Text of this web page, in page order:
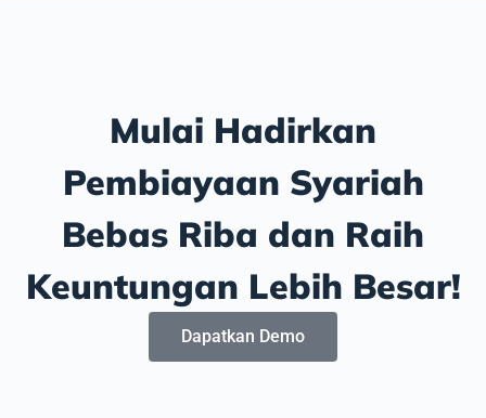
Mulai Hadirkan
Pembiayaan Syariah
Bebas Riba dan Raih
Keuntungan Lebih Besar!
Dapatkan Demo